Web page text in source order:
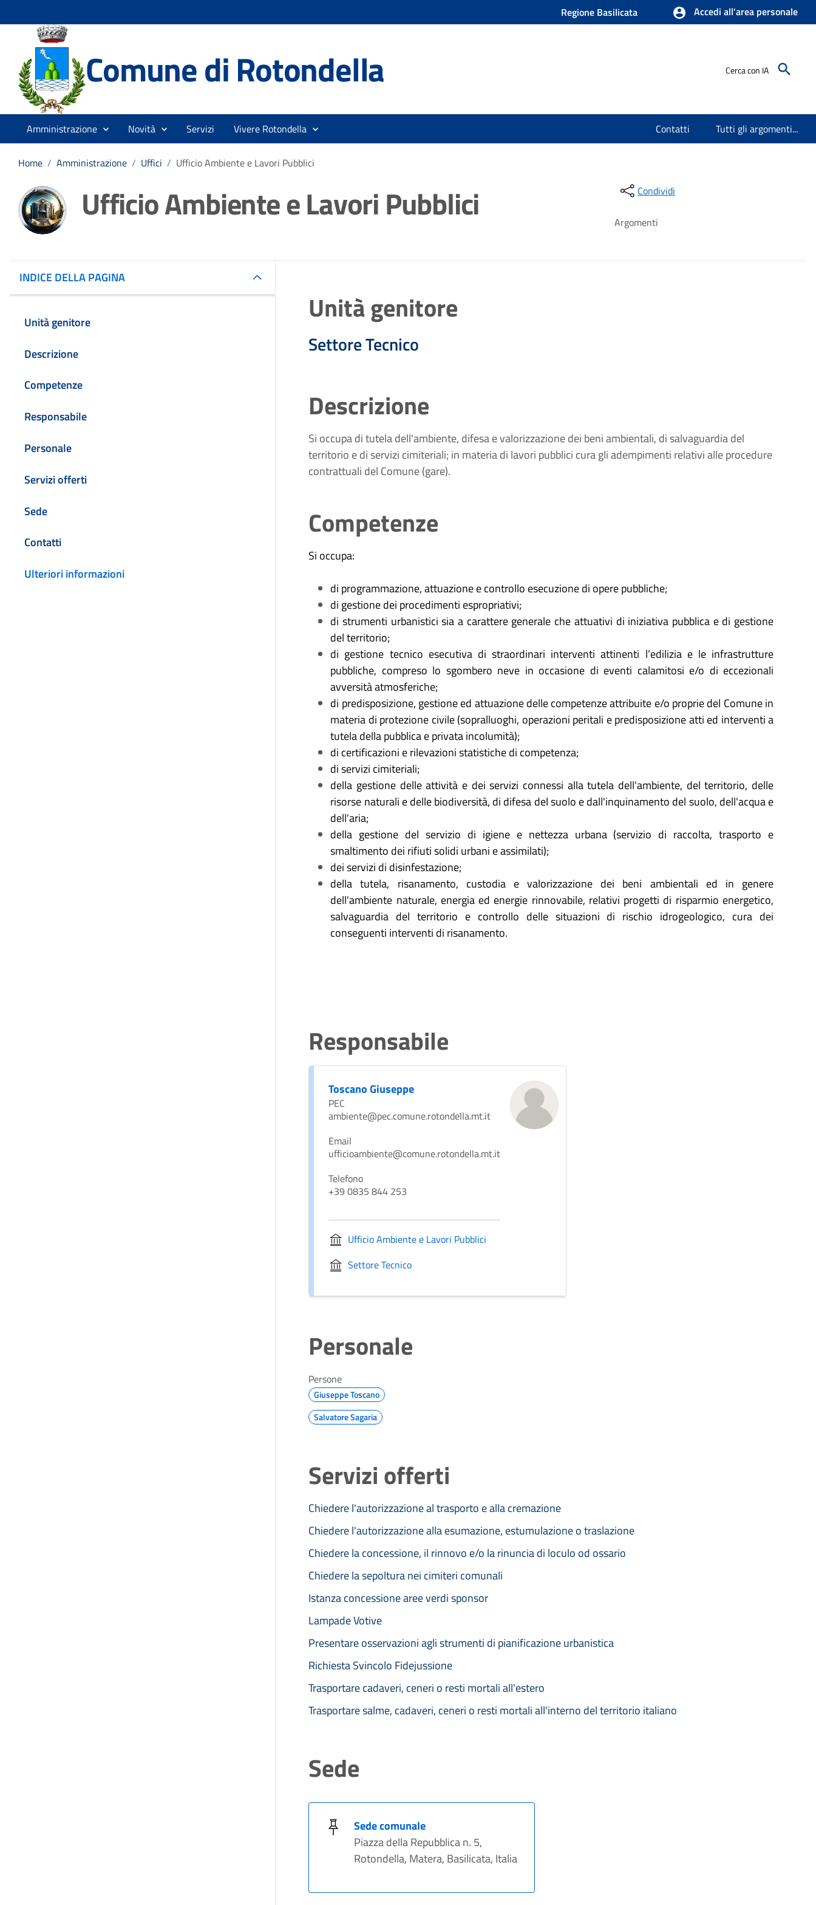
Regione Basilicata Accedi all'area personale
Comune di Rotondella Cerca con IA
Amministrazione Novità Servizi Vivere Rotondella Contatti Tutti gli argomenti...
Home / Amministrazione / Uffici / Ufficio Ambiente e Lavori Pubblici
Ufficio Ambiente e Lavori Pubblici Condividi
Argomenti
INDICE DELLA PAGINA
Unità genitore
Descrizione
Competenze
Responsabile
Personale
Servizi offerti
Sede
Contatti
Ulteriori informazioni
Unità genitore
Settore Tecnico
Descrizione
Si occupa di tutela dell'ambiente, difesa e valorizzazione dei beni ambientali, di salvaguardia del
territorio e di servizi cimiteriali; in materia di lavori pubblici cura gli adempimenti relativi alle procedure
contrattuali del Comune (gare).
Competenze
Si occupa:
di programmazione, attuazione e controllo esecuzione di opere pubbliche;
di gestione dei procedimenti espropriativi;
di strumenti urbanistici sia a carattere generale che attuativi di iniziativa pubblica e di gestione
del territorio;
di gestione tecnico esecutiva di straordinari interventi attinenti l’edilizia e le infrastrutture
pubbliche, compreso lo sgombero neve in occasione di eventi calamitosi e/o di eccezionali
avversità atmosferiche;
di predisposizione, gestione ed attuazione delle competenze attribuite e/o proprie del Comune in
materia di protezione civile (sopralluoghi, operazioni peritali e predisposizione atti ed interventi a
tutela della pubblica e privata incolumità);
di certificazioni e rilevazioni statistiche di competenza;
di servizi cimiteriali;
della gestione delle attività e dei servizi connessi alla tutela dell'ambiente, del territorio, delle
risorse naturali e delle biodiversità, di difesa del suolo e dall'inquinamento del suolo, dell'acqua e
dell'aria;
della gestione del servizio di igiene e nettezza urbana (servizio di raccolta, trasporto e
smaltimento dei rifiuti solidi urbani e assimilati);
dei servizi di disinfestazione;
della tutela, risanamento, custodia e valorizzazione dei beni ambientali ed in genere
dell'ambiente naturale, energia ed energie rinnovabile, relativi progetti di risparmio energetico,
salvaguardia del territorio e controllo delle situazioni di rischio idrogeologico, cura dei
conseguenti interventi di risanamento.
Responsabile
Toscano Giuseppe
PEC
ambiente@pec.comune.rotondella.mt.it
Email
ufficioambiente@comune.rotondella.mt.it
Telefono
+39 0835 844 253
Ufficio Ambiente e Lavori Pubblici
Settore Tecnico
Personale
Persone
Giuseppe Toscano
Salvatore Sagaria
Servizi offerti
Chiedere l'autorizzazione al trasporto e alla cremazione
Chiedere l'autorizzazione alla esumazione, estumulazione o traslazione
Chiedere la concessione, il rinnovo e/o la rinuncia di loculo od ossario
Chiedere la sepoltura nei cimiteri comunali
Istanza concessione aree verdi sponsor
Lampade Votive
Presentare osservazioni agli strumenti di pianificazione urbanistica
Richiesta Svincolo Fidejussione
Trasportare cadaveri, ceneri o resti mortali all'estero
Trasportare salme, cadaveri, ceneri o resti mortali all'interno del territorio italiano
Sede
Sede comunale
Piazza della Repubblica n. 5,
Rotondella, Matera, Basilicata, Italia